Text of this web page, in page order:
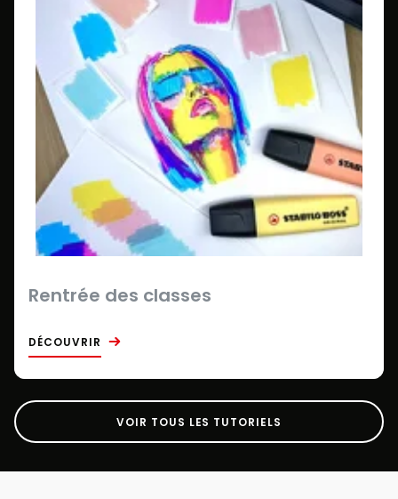
Rentrée des classes
DÉCOUVRIR
VOIR TOUS LES TUTORIELS